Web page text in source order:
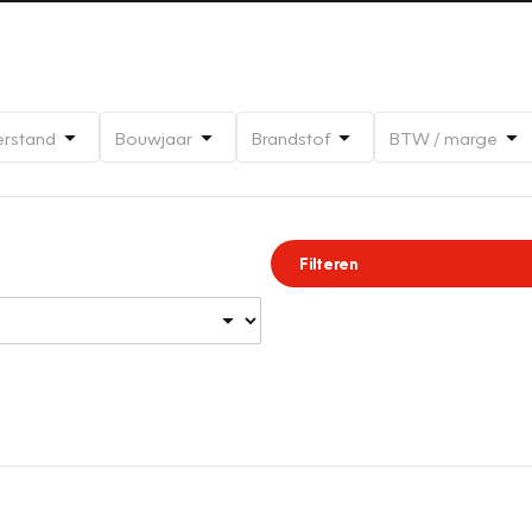
Bouwjaar Brandstof BTW / marge
Filteren